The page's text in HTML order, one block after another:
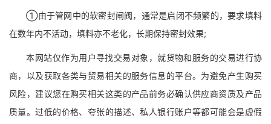
①由于管网中的软密封闸阀，通常是启闭不频繁的，要求填料
在数年内不活动，填料亦不老化，长期保持密封效果;
本网站仅作为用户寻找交易对象，就货物和服务的交易进行协
商，以及获取各类与贸易相关的服务信息的平台。为避免产生购买
风险，建议您在购买相关这类的产品前务必确认供应商资质及产品
质量。过低的价格、夸张的描述、私人银行账户等都可能会是虚假